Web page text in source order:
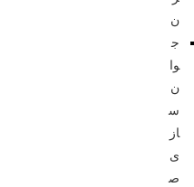
ن
ج
وا
ن‌
س
از
ی
ص